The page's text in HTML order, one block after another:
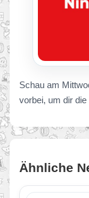
Schau am
vorbei, um dir
Ähnliche